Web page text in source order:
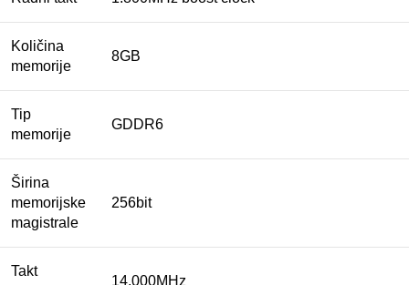
Količina
memorije
8GB
Tip
memorije
GDDR6
Širina
memorijske
magistrale
256bit
Takt
14.000MHz